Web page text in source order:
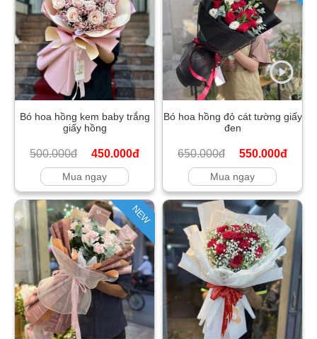
Bó hoa hồng kem baby trắng
giấy hồng
500.000đ 450.000đ
Mua ngay
Bó hoa hồng đỏ cát tường giấy
đen
650.000đ 550.000đ
Mua ngay
NEW